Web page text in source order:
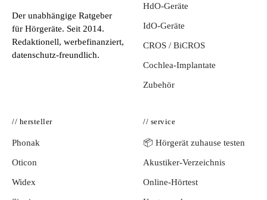
Der unabhängige Ratgeber
für Hörgeräte. Seit 2014.
Redaktionell, werbefinanziert,
datenschutz-freundlich.
HdO-Geräte
IdO-Geräte
CROS / BiCROS
Cochlea-Implantate
Zubehör
// hersteller
Phonak
Oticon
Widex
// service
📦 Hörgerät zuhause testen
Akustiker-Verzeichnis
Online-Hörtest